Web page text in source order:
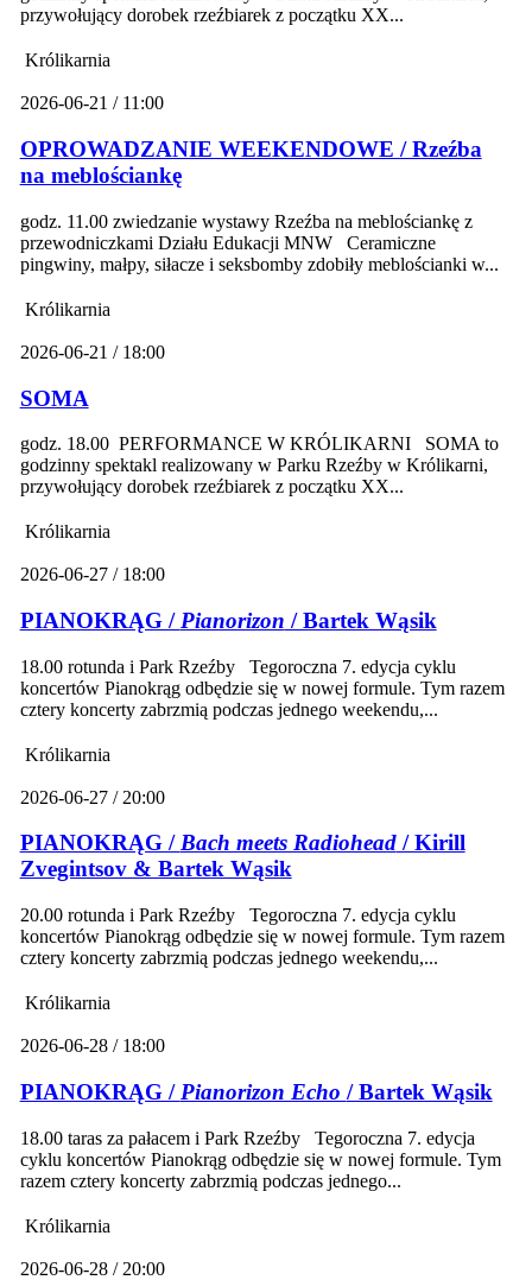
przywołujący dorobek rzeźbiarek z początku XX...
Królikarnia
2026-06-21 / 11:00
OPROWADZANIE WEEKENDOWE / Rzeźba
na meblościankę
godz. 11.00 zwiedzanie wystawy Rzeźba na meblościankę z
przewodniczkami Działu Edukacji MNW Ceramiczne
pingwiny, małpy, siłacze i seksbomby zdobiły meblościanki w...
Królikarnia
2026-06-21 / 18:00
SOMA
godz. 18.00 PERFORMANCE W KRÓLIKARNI SOMA to
godzinny spektakl realizowany w Parku Rzeźby w Królikarni,
przywołujący dorobek rzeźbiarek z początku XX...
Królikarnia
2026-06-27 / 18:00
PIANOKRĄG / Pianorizon / Bartek Wąsik
18.00 rotunda i Park Rzeźby Tegoroczna 7. edycja cyklu
koncertów Pianokrąg odbędzie się w nowej formule. Tym razem
cztery koncerty zabrzmią podczas jednego weekendu,...
Królikarnia
2026-06-27 / 20:00
PIANOKRĄG /Bach meets Radiohead/ Kirill
Zvegintsov & Bartek Wąsik
20.00 rotunda i Park Rzeźby Tegoroczna 7. edycja cyklu
koncertów Pianokrąg odbędzie się w nowej formule. Tym razem
cztery koncerty zabrzmią podczas jednego weekendu,...
Królikarnia
2026-06-28 / 18:00
PIANOKRĄG / Pianorizon Echo / Bartek Wąsik
18.00 taras za pałacem i Park Rzeźby Tegoroczna 7. edycja
cyklu koncertów Pianokrąg odbędzie się w nowej formule. Tym
razem cztery koncerty zabrzmią podczas jednego...
Królikarnia
2026-06-28 / 20:00